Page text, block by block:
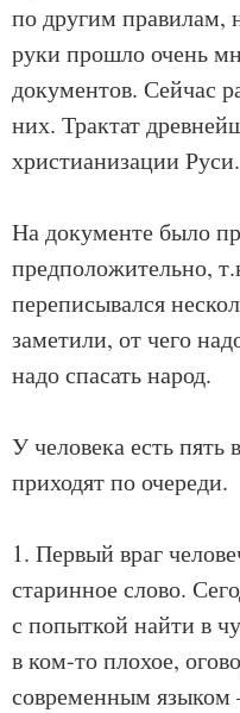
по другим правилам,
руки прошло очень
документов. Сейчас
них. Трактат
христианизации Руси.
На документе было
предположительно,
переписывался
заметили, от чего
надо спасать народ.
У человека есть пять
приходят по очереди.
1. Первый враг
старинное слово.
с попыткой найти в
в ком-то плохое,
современным